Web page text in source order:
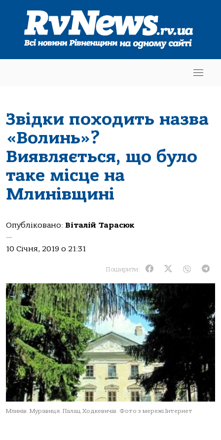
Звідки походить назва
«Волинь»?
Виявляється, що було
таке місце на
Млинівщині
Опубліковано: Віталій Тарасюк
—
10 Січня, 2019 о 21:31
Поширити:
Млинів. Муравиця. Палац Ходкевичів. Фото з мережі Інтернет